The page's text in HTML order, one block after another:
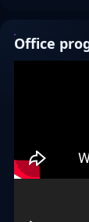
Office